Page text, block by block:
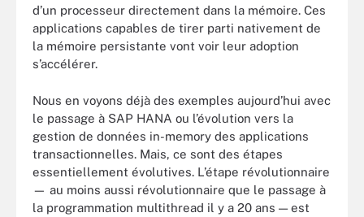
d’un processeur directement dans la mémoire. Ces
applications capables de tirer parti nativement de
la mémoire persistante vont voir leur adoption
s’accélérer.
Nous en voyons déjà des exemples aujourd’hui avec
le passage à SAP HANA ou l’évolution vers la
gestion de données in-memory des applications
transactionnelles. Mais, ce sont des étapes
essentiellement évolutives. L’étape révolutionnaire
— au moins aussi révolutionnaire que le passage à
la programmation multithread il y a 20 ans — est